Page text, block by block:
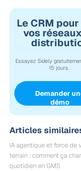
Le CRM
vos
Essayez Sidely
15 jours.
Demander
démo
Articles
IA agentique et force de
terrain : comment ça
quotidien en GMS